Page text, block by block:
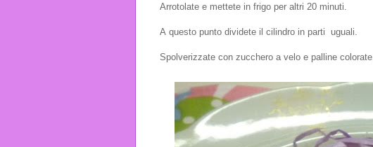
Arrotolate e mettete in frigo per altri 20 minuti.
A questo punto dividete il cilindro in parti uguali.
Spolverizzate con zucchero a velo e palline colorate.